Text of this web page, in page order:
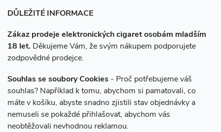
DŮLEŽITÉ INFORMACE
Zákaz prodeje elektronických cigaret osobám mladším
18 let. Děkujeme Vám, že svým nákupem podporujete
zodpovědné prodejce.
Souhlas se soubory Cookies - Proč potřebujeme váš
souhlas? Například k tomu, abychom si pamatovali, co
máte v košíku, abyste snadno zjistili stav objednávky a
nemuseli se pokaždé přihlašovat, abychom vás
neobtěžovali nevhodnou reklamou.
Elf Bar ELFA 500mAh Kiwi
Passion Fruit Guava 20mg
209 Kč
Skladem
DO KOŠÍKU
Elf Bar ELFA 500mAh
Blueberry Sour Raspberry
209 Kč
Skladem
DO KOŠÍKU